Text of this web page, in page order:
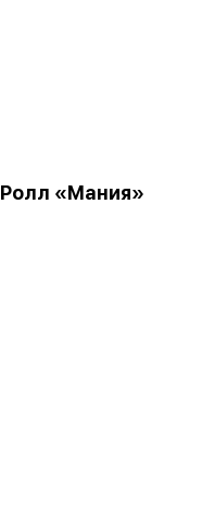
Ролл «Мания»